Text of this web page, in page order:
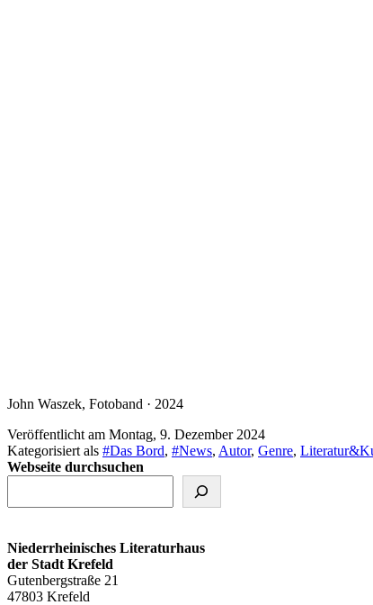
John Waszek, Fotoband · 2024
Veröffentlicht am Montag, 9. Dezember 2024
Kategorisiert als #Das Bord, #News, Autor, Genre,
Webseite durchsuchen
Niederrheinisches Literaturhaus
der Stadt Krefeld
Gutenbergstraße 21
47803 Krefeld